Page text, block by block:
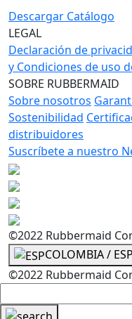
Descargar Catálogo
LEGAL
Declaración de
y Condiciones de uso
SOBRE RUBBERMAID
Sobre nosotros
Sostenibilidad
distribuidores
Suscríbete a nuestro
©2022 Rubbermaid
COLOMBIA / ESP
©2022 Rubbermaid